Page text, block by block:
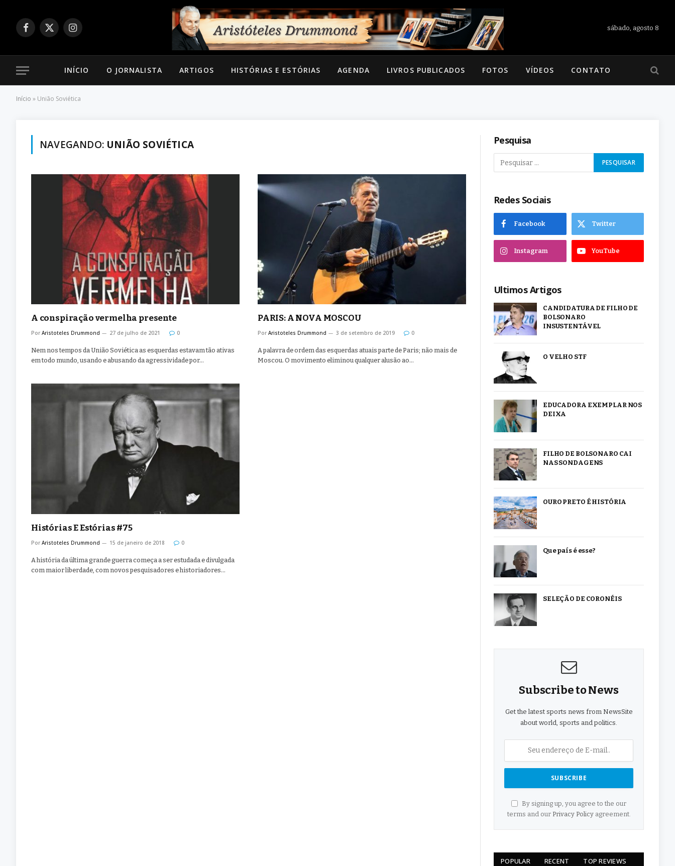
Facebook
X
Instagram
sábado, agosto 8
INÍCIO O JORNALISTA ARTIGOS HISTÓRIAS E ESTÓRIAS AGENDA LIVROS PUBLICADOS FOTOS VÍDEOS CONTATO
Início » União Soviética
NAVEGANDO: UNIÃO SOVIÉTICA
A conspiração vermelha presente
Por Aristoteles Drummond 27 de julho de 2021 0
Nem nos tempos da União Soviética as esquerdas estavam tão ativas
em todo mundo, usando e abusando da agressividade por…
PARIS: A NOVA MOSCOU
Por Aristoteles Drummond 3 de setembro de 2019 0
A palavra de ordem das esquerdas atuais parte de Paris; não mais de
Moscou. O movimento eliminou qualquer alusão ao…
Histórias E Estórias #75
Por Aristoteles Drummond 15 de janeiro de 2018 0
A história da última grande guerra começa a ser estudada e divulgada
com maior liberdade, com novos pesquisadores e historiadores…
Pesquisa
Redes Sociais
Facebook Twitter
Instagram YouTube
Ultimos Artigos
CANDIDATURA DE FILHO DE
BOLSONARO
INSUSTENTÁVEL
O VELHO STF
EDUCADORA EXEMPLAR NOS
DEIXA
FILHO DE BOLSONARO CAI
NAS SONDAGENS
OURO PRETO É HISTÓRIA
Que país é esse?
SELEÇÃO DE CORONÉIS
Subscribe to News
Get the latest sports news from NewsSite
about world, sports and politics.
By signing up, you agree to the our
terms and our Privacy Policyagreement.
POPULAR RECENT TOP REVIEWS